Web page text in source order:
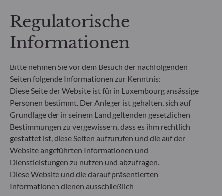
Rücknahmegebühr gemäß dem in der Rubrik
„Merkmale“ aufgeführten Prozentsatz des
Rücknahmepreises berücksichtigt. Kosten für die
Verwahrung von Fondsanteilen in Ihrem Depot
**Die EU-Verordnung zur Offenlegung von
Nachhaltigkeitsinformationen (Sustainable
Finance Disclosure Regulation, SFDR) ist ein
Regelwerk der EU, das darauf abzielt, das
Nachhaltigkeitsprofil von Fonds transparent,
besser vergleichbar und für Endinvestoren besser
verständlich zu machen.
Artikel 6: Das Fondsmanagementteam
berücksichtigt bei der Anlageentscheidung keine
Nachhaltigkeitsrisiken oder nachteiligen
Auswirkungen von Anlageentscheidungen auf
Regulatorische
Informationen
Bitte nehmen Sie vor dem Besuch der nachfolgenden
Seiten folgende Informationen zur Kenntnis:
Diese Seite der Website ist für in Luxembourg ansässige
Personen bestimmt. Der Anleger ist gehalten, sich auf
Grundlage der in seinem Land geltenden gesetzlichen
Bestimmungen zu vergewissern, dass es ihm rechtlich
gestattet ist, diese Seiten aufzurufen und die auf der
Website angeführten Informationen und
Dienstleistungen zu nutzen und abzufragen.
Diese Website und die darauf präsentierten
Informationen dienen ausschließlich